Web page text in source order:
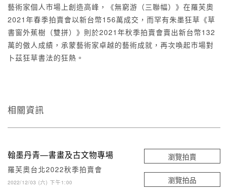
藝術家個人市場上創造高峰，《無窮游（三聯幅）》在羅芙奧
2021年春季拍賣會以新台幣156萬成交，而罕有朱墨狂草《草
書窗外蕉樹（雙拼）》則於2021年秋季拍賣會賣出新台幣132
萬的傲人成績，承蒙藝術家卓越的藝術成就，再次喚起市場對
卜茲狂草書法的狂熱。
相關資訊
翰墨丹青—書畫及古文物專場
羅芙奧台北2022秋季拍賣會
2022/12/03 (六) 下午1:00
瀏覽拍賣
瀏覽拍品